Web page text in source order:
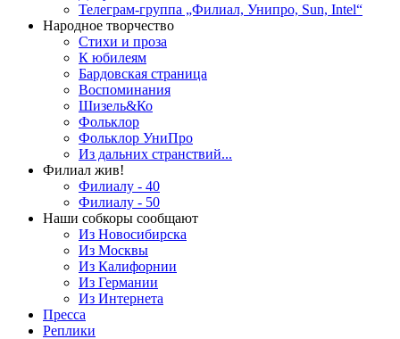
Телеграм-группа „Филиал, Унипро, Sun, Intel“
Народное творчество
Стихи и проза
К юбилеям
Бардовская страница
Воспоминания
Шизель&Ко
Фольклор
Фольклор УниПро
Из дальних странствий...
Филиал жив!
Филиалу - 40
Филиалу - 50
Наши собкоры сообщают
Из Новосибирска
Из Москвы
Из Калифорнии
Из Германии
Из Интернета
Пресса
Реплики